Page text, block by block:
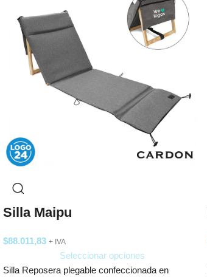
Silla Maipu
$88.011,83 + IVA
Seleccionar opciones
Silla Reposera plegable confeccionada en